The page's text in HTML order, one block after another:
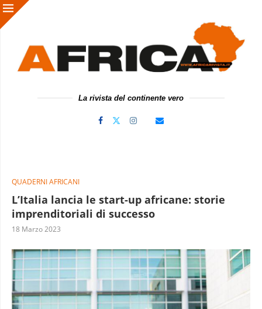
La rivista del continente vero
QUADERNI AFRICANI
L’Italia lancia le start-up africane: storie
imprenditoriali di successo
18 Marzo 2023